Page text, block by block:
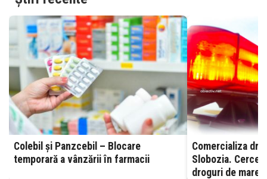
Colebil și Panzcebil – Blocare
temporară a vânzării în farmacii
Comercializa
Slobozia.
droguri de mare